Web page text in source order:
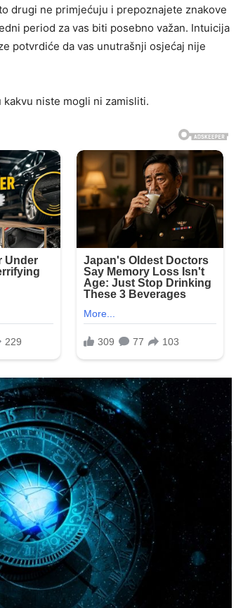
drugi ne primjećuju i prepoznajete znakove
period za vas biti posebno važan. Intuicija
potvrdiće da vas unutrašnji osjećaj nije
kakvu niste mogli ni zamisliti.